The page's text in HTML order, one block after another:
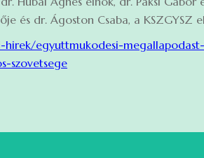
és dr. Ágoston Csaba, a KSZGYSZ
hirek/egyuttmukodesi-
szovetsege